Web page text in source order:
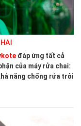
đáp ứng tất cả
của máy rửa chai:
năng chống rửa trôi